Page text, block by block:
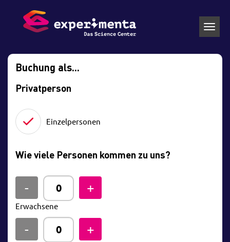
Buchung als...
Privatperson
Einzelpersonen
Wie viele Personen kommen zu uns?
Erwachsene